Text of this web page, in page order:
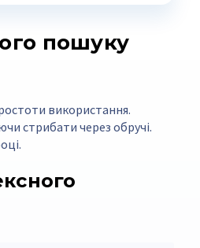
пошуку
використання.
стрибати через обручі.